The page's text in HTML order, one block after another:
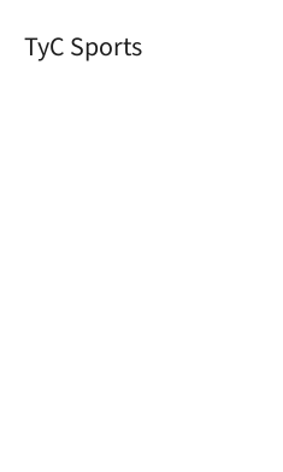
TyC Sports